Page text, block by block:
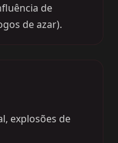
de
de azar).
explosões de